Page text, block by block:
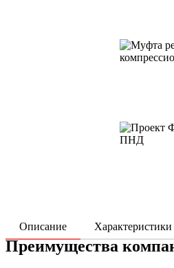
Описание Характеристики
Преимущества